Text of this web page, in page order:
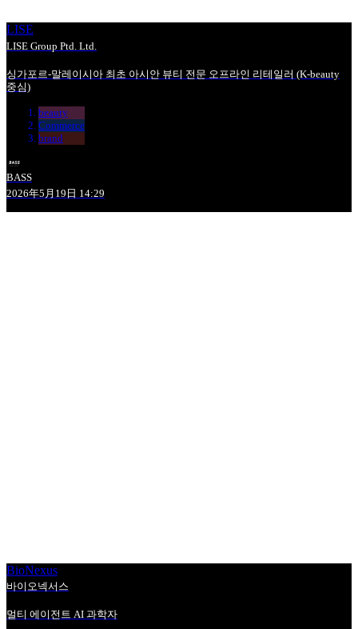
LISE
LISE Group Ptd. Ltd.
싱가포르-말레이시아 최초 아시안 뷰티 전문 오프라인 리테일러 (K-beauty
중심)
beauty
Commerce
brand
BASS
2026年5月19日 14:29
BioNexus
바이오넥서스
멀티 에이전트 AI 과학자